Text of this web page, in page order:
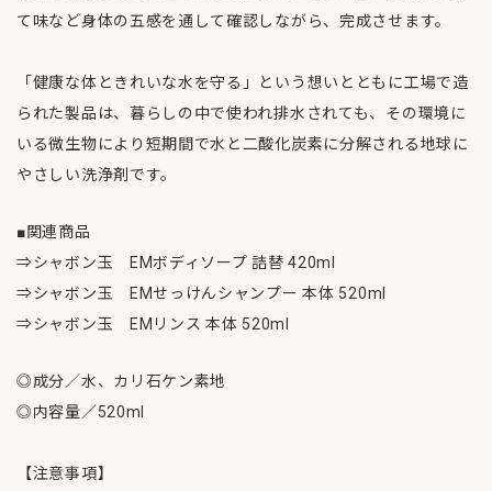
て味など身体の五感を通して確認しながら、完成させます。
「健康な体ときれいな水を守る」という想いとともに工場で造
られた製品は、暮らしの中で使われ排水されても、その環境に
いる微生物により短期間で水と二酸化炭素に分解される地球に
やさしい洗浄剤です。
■関連商品
⇒シャボン玉 EMボディソープ 詰替 420ml
⇒シャボン玉 EMせっけんシャンプー 本体 520ml
⇒シャボン玉 EMリンス 本体 520ml
◎成分／水、カリ石ケン素地
◎内容量／520ml
【注意事項】